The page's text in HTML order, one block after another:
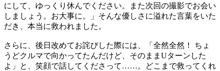
にして、ゆっくり休んでください。また次回の撮影でお会い
しましょう。お大事に。」そんな優しさに溢れた言葉をいた
だき、本当に救われました。
さらに、後日改めてお詫びした際には、「全然全然！ ちょ
うどクルマで向かってたんだけど、そのままUターンした
よ」と、笑顔で話してくださって……。どこまで救ってくれ